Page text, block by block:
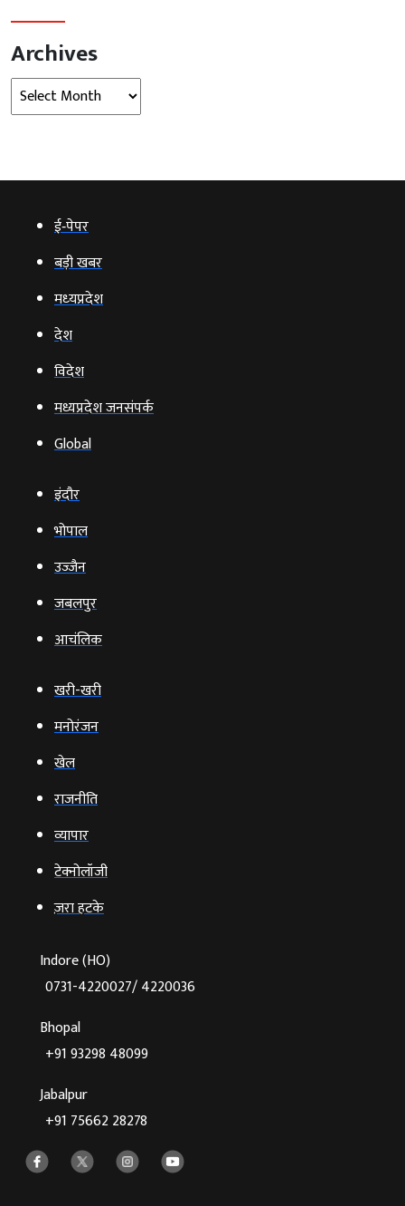
Archives
Archives
ई‑पेपर
बड़ी खबर
मध्‍यप्रदेश
देश
विदेश
मध्यप्रदेश जनसंपर्क
Global
इंदौर
भोपाल
उज्‍जैन
जबलपुर
आचंलिक
खरी-खरी
मनोरंजन
खेल
राजनीति
व्‍यापार
टेक्‍नोलॉजी
ज़रा हटके
Indore (HO)
0731-4220027/ 4220036
Bhopal
+91 93298 48099
Jabalpur
+91 75662 28278